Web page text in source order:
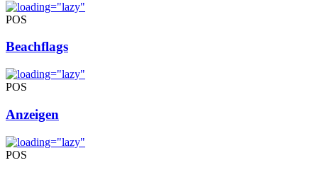
POS
Beachflags
POS
Anzeigen
POS